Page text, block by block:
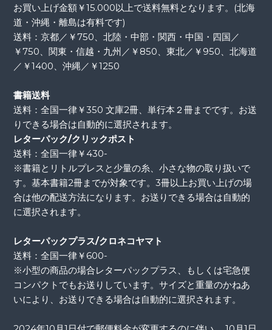
お買い上げ金額￥15.000以上で送料無料となります。(北海
道・沖縄・離島は有料です)
送料：京都／￥750、北陸・中部・関西・中国・四国／
￥750、関東・信越・九州／￥850、東北／￥950、北海道
／￥1400、沖縄／￥1250
書籍送料
送料：全国一律￥350 文庫2冊、単行本２冊までです。お送
りできる場合は自動的に選択されます。
レターパック/クリックポスト
送料：全国一律￥430-
※書籍とリトルプレスと少量の糸、小さな物の取り扱いで
す。基本書籍2冊までが対象です。3冊以上お買い上げの場
合は他の配送方法になります。お送りできる場合は自動的
に選択されます。
レターパックプラス/クロネコヤマト
送料：全国一律￥600-
※小型の商品の場合レターパックプラス、もしくは宅急便
コンパクトでもお送りしています。サイズと重量のかねあ
いにより、お送りできる場合は自動的に選択されます。